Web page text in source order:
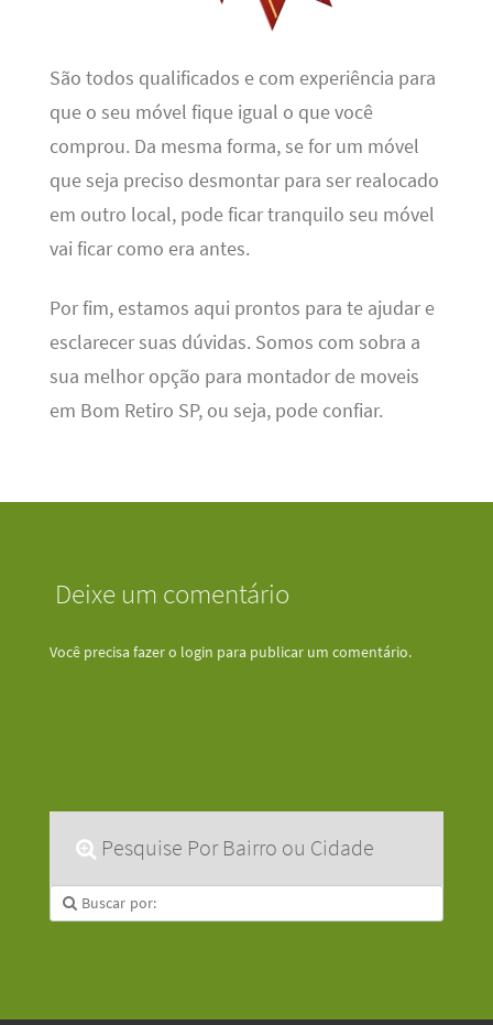
São todos qualificados e com experiência para
que o seu móvel fique igual o que você
comprou. Da mesma forma, se for um móvel
que seja preciso desmontar para ser realocado
em outro local, pode ficar tranquilo seu móvel
vai ficar como era antes.
Por fim, estamos aqui prontos para te ajudar e
esclarecer suas dúvidas. Somos com sobra a
sua melhor opção para montador de moveis
em Bom Retiro SP, ou seja, pode confiar.
Deixe um comentário
Você precisa fazer o login para publicar um comentário.
Pesquise Por Bairro ou Cidade